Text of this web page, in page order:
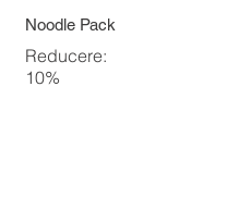
Noodle Pack
Reducere:
10%